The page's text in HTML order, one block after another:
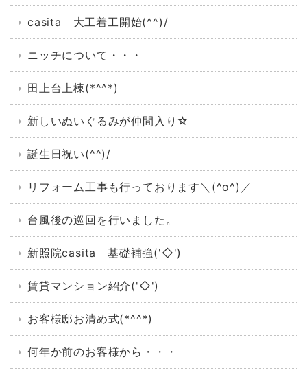
casita 大工着工開始(^^)/
ニッチについて・・・
田上台上棟(*^^*)
新しいぬいぐるみが仲間入り☆
誕生日祝い(^^)/
リフォーム工事も行っております＼(^o^)／
台風後の巡回を行いました。
新照院casita 基礎補強('◇')ゞ
賃貸マンション紹介('◇')ゞ
お客様邸お清め式(*^^*)
何年か前のお客様から・・・